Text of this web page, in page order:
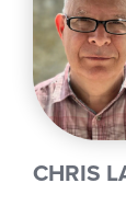
CHRIS